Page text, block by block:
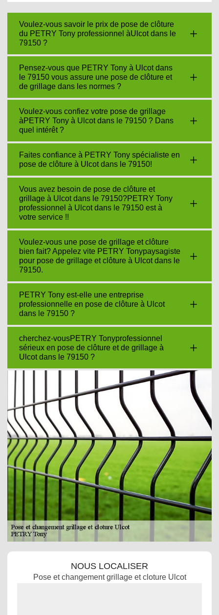
Voulez-vous savoir le prix de pose de clôture
du PETRY Tony professionnel àUlcot dans le
79150 ?
Pensez-vous que PETRY Tony à Ulcot dans
le 79150 vous assure une pose de clôture et
de grillage dans les normes ?
Voulez-vous confiez votre pose de grillage
àPETRY Tony à Ulcot dans le 79150 ? Dans
quel intérêt ?
Faites confiance à PETRY Tony spécialiste en
pose de clôture à Ulcot dans le 79150!
Vous avez besoin de pose de clôture et
grillage à Ulcot dans le 79150?PETRY Tony
professionnel à Ulcot dans le 79150 est à
votre service !!
Voulez-vous une pose de grillage et clôture
bien fait? Appelez vite PETRY Tonypaysagiste
pour pose de grillage et clôture à Ulcot dans le
79150.
PETRY Tony est-elle une entreprise
professionnelle en pose de clôture à Ulcot
dans le 79150 ?
cherchez-vousPETRY Tonyprofessionnel
sérieux en pose de clôture et de grillage à
Ulcot dans le 79150 ?
NOUS LOCALISER
Pose et changement grillage et cloture Ulcot